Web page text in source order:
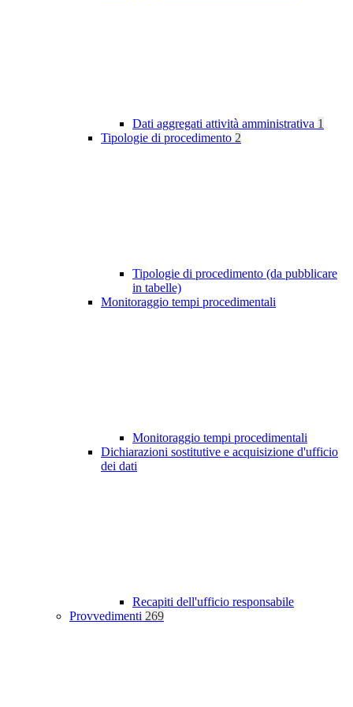
Dati aggregati attività amministrativa 1
Tipologie di procedimento 2
Tipologie di procedimento (da pubblicare
in tabelle)
Monitoraggio tempi procedimentali
Monitoraggio tempi procedimentali
Dichiarazioni sostitutive e acquisizione d'ufficio
dei dati
Recapiti dell'ufficio responsabile
Provvedimenti 269